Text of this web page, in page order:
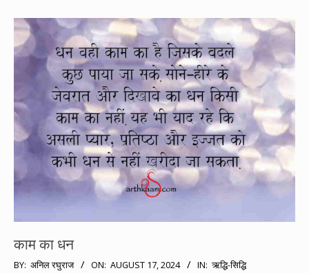
काम का धन
2024-
BY: अनिल रघुराज ON: AUGUST 17, 2024 IN: ऋद्धि-सिद्धि